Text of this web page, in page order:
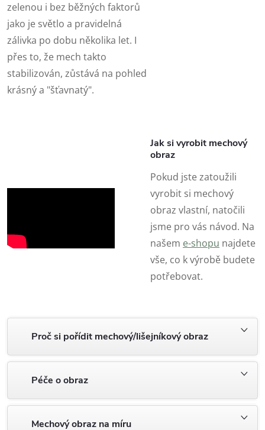
zelenou i bez běžných faktorů
jako je světlo a pravidelná
zálivka po dobu několika let. I
přes to, že mech takto
stabilizován, zůstává na pohled
krásný a "šťavnatý".
Jak si vyrobit mechový
obraz
Pokud jste zatoužili
vyrobit si mechový
obraz vlastní, natočili
jsme pro vás návod. Na
našem e-shopu najdete
vše, co k výrobě budete
potřebovat.
Proč si pořídit mechový/lišejníkový obraz
Péče o obraz
Mechový obraz na míru